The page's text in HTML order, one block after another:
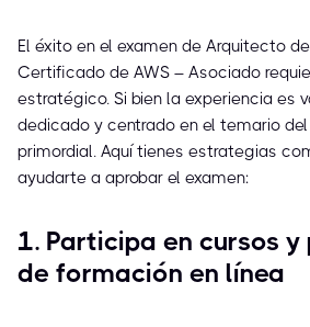
El éxito en el examen de Arquitecto
Certificado de AWS – Asociado
estratégico. Si bien la experiencia es
dedicado y centrado en el temario
primordial. Aquí tienes estrategias
ayudarte a aprobar el examen:
1. Participa en cursos
de formación en línea